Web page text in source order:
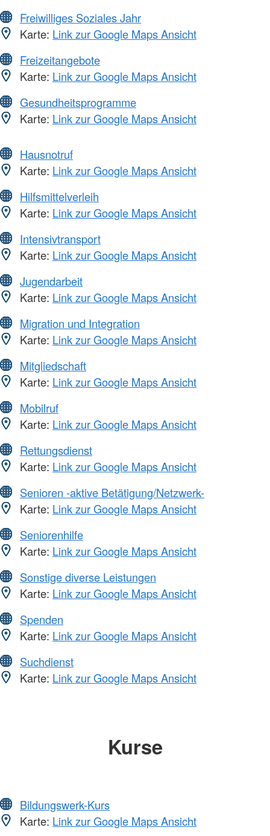
Freiwilliges Soziales Jahr
Karte: Link zur Google Maps Ansicht
Freizeitangebote
Karte: Link zur Google Maps Ansicht
Gesundheitsprogramme
Karte: Link zur Google Maps Ansicht
Hausnotruf
Karte: Link zur Google Maps Ansicht
Hilfsmittelverleih
Karte: Link zur Google Maps Ansicht
Intensivtransport
Karte: Link zur Google Maps Ansicht
Jugendarbeit
Karte: Link zur Google Maps Ansicht
Migration und Integration
Karte: Link zur Google Maps Ansicht
Mitgliedschaft
Karte: Link zur Google Maps Ansicht
Mobilruf
Karte: Link zur Google Maps Ansicht
Rettungsdienst
Karte: Link zur Google Maps Ansicht
Senioren -aktive Betätigung/Netzwerk-
Karte: Link zur Google Maps Ansicht
Seniorenhilfe
Karte: Link zur Google Maps Ansicht
Sonstige diverse Leistungen
Karte: Link zur Google Maps Ansicht
Spenden
Karte: Link zur Google Maps Ansicht
Suchdienst
Karte: Link zur Google Maps Ansicht
Kurse
Bildungswerk-Kurs
Karte: Link zur Google Maps Ansicht